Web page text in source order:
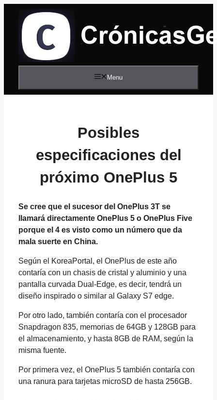
contenido
Menu
Posibles
especificaciones del
próximo OnePlus 5
Se cree que el sucesor del OnePlus 3T se
llamará directamente OnePlus 5 o OnePlus Five
porque el 4 es visto como un número que da
mala suerte en China.
Según el KoreaPortal, el OnePlus de este año
contaría con un chasis de cristal y aluminio y una
pantalla curvada Dual-Edge, es decir, tendrá un
diseño inspirado o similar al Galaxy S7 edge.
Por otro lado, también contaría con el procesador
Snapdragon 835, memorias de 64GB y 128GB para
el almacenamiento, y hasta 8GB de RAM, según la
misma fuente.
Por primera vez, el OnePlus 5 también contaría con
una ranura para tarjetas microSD de hasta 256GB.